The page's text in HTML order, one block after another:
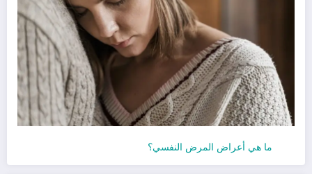
ما هي أعراض المرض النفسي؟